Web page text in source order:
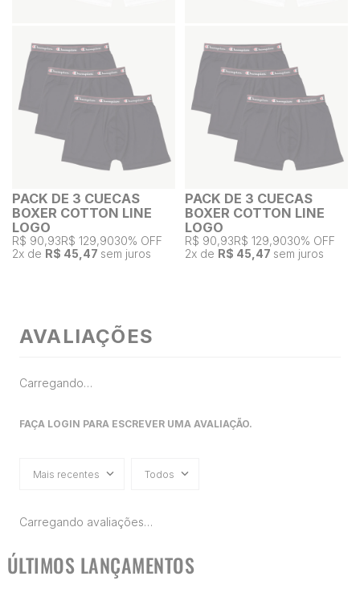
PACK DE 3 CUECAS
BOXER COTTON LINE
LOGO
R$ 90,93R$ 129,9030% OFF
2x de R$ 45,47 sem juros
PACK DE 3 CUECAS
BOXER COTTON LINE
LOGO
R$ 90,93R$ 129,9030% OFF
2x de R$ 45,47 sem juros
AVALIAÇÕES
Carregando…
FAÇA LOGIN PARA ESCREVER UMA AVALIAÇÃO.
Mais recentes Todos
Carregando avaliações…
ÚLTIMOS LANÇAMENTOS